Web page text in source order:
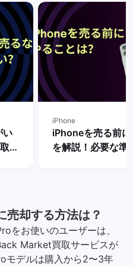
い
り
iPhone
iPhoneを売る前
を解説！必要な準
却する方法は？
をお使いのユーザーは、
Market買取サービスが
モデルは購入から2〜3年